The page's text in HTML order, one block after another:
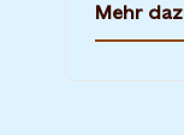
Mehr